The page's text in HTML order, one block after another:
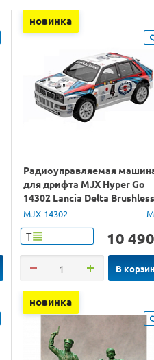
новинка
Радиоуправляемая
для дрифта MJX Hyper Go
14302 Lancia Delta Brushless
4WD 2.4G LED 1/14 RTR
MJX-14302
Т 10 490
В
новинка